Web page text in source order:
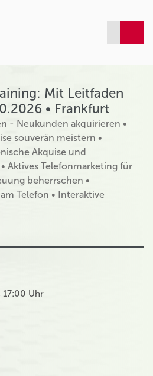
Mit Leitfaden
• Frankfurt
- Neukunden akquirieren •
souverän meistern •
Akquise und
Aktives Telefonmarketing für
beherrschen •
Telefon • Interaktive
17:00 Uhr